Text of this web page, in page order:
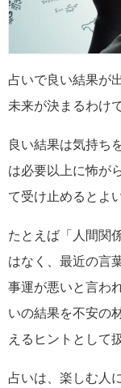
占いで良い結果が
未来が決まるわけ
良い結果は気持ち
は必要以上に怖が
て受け止めるとよ
たとえば「人間関
はなく、最近の言
事運が悪いと言わ
いの結果を不安の
えるヒントとして
占いは、楽しむ人